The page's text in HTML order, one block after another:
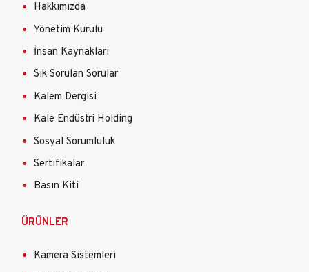
Hakkımızda
Yönetim Kurulu
İnsan Kaynakları
Sık Sorulan Sorular
Kalem Dergisi
Kale Endüstri Holding
Sosyal Sorumluluk
Sertifikalar
Basın Kiti
ÜRÜNLER
Kamera Sistemleri